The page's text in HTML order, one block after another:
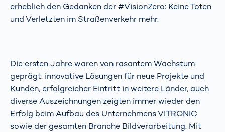
erheblich den Gedanken der #VisionZero: Keine Toten
und Verletzten im Straßenverkehr mehr.
Die ersten Jahre waren von rasantem Wachstum
geprägt: innovative Lösungen für neue Projekte und
Kunden, erfolgreicher Eintritt in weitere Länder, auch
diverse Auszeichnungen zeigten immer wieder den
Erfolg beim Aufbau des Unternehmens VITRONIC
sowie der gesamten Branche Bildverarbeitung. Mit